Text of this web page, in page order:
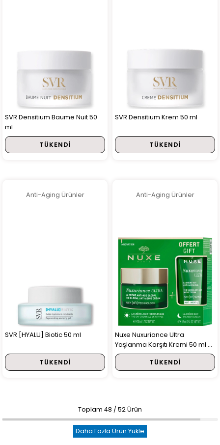
SVR Densitium Baume Nuit 50
ml
TÜKENDI
SVR Densitium Krem 50 ml
TÜKENDI
Anti-Aging Ürünler
SVR [HYALU] Biotic 50 ml
TÜKENDI
Anti-Aging Ürünler
Nuxe Nuxuriance Ultra
Yaşlanma Karşıtı Kremi 50 ml +
15 ml Gece Kremi HEDİYE
TÜKENDI
Toplam 48 / 52Ürün
Daha Fazla Ürün Yükle